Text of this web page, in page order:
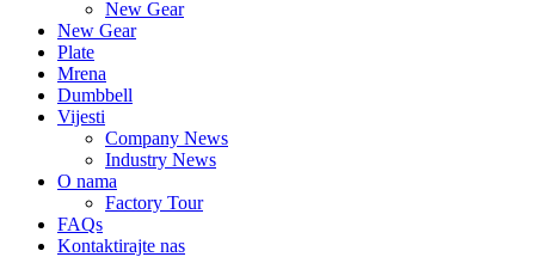
New Gear
New Gear
Plate
Mrena
Dumbbell
Vijesti
Company News
Industry News
O nama
Factory Tour
FAQs
Kontaktirajte nas